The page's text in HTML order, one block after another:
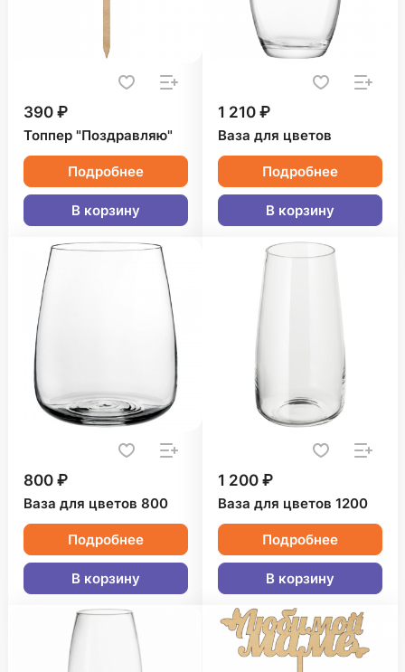
390 ₽
Топпер "Поздравляю"
Подробнее
В корзину
1 210 ₽
Ваза для цветов
Подробнее
В корзину
800 ₽
Ваза для цветов 800
Подробнее
В корзину
1 200 ₽
Ваза для цветов 1200
Подробнее
В корзину